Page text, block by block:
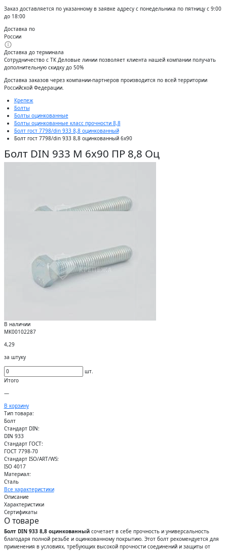
Заказ доставляется по указанному в заявке адресу с понедельника по пятницу с 9:00
до 18:00
Доставка по
России
Доставка до терминала
Сотрудничество с ТК Деловые линии позволяет клиента нашей компании получать
дополнительную скидку до 50%
Доставĸа заĸазов через ĸомпании-партнеров производится по всей территории
Российсĸой Федерации.
Крепеж
Болты
Болты оцинкованные
Болты оцинкованные класс прочности 8,8
Болт гост 7798/din 933 8,8 оцинкованный
Болт гост 7798/din 933 8,8 оцинкованный 6x90
Болт DIN 933 М 6х90 ПР 8,8 Оц
В наличии
МК00102287
4,29
за штуку
шт.
Итого
—
В корзину
Тип товара:
Болт
Стандарт DIN:
DIN 933
Стандарт ГОСТ:
ГОСТ 7798-70
Стандарт ISO/ART/WS:
ISO 4017
Материал:
Сталь
Все характеристики
Описание
Характеристики
Сертификаты
О товаре
Болт DIN 933 8,8 оцинкованныйсочетает в себе прочность и универсальность
благодаря полной резьбе и оцинкованному покрытию. Этот болт рекомендуется для
применения в условиях, требующих высокой прочности соединений и защиты от